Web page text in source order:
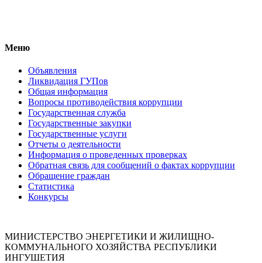
Меню
Объявления
Ликвидация ГУПов
Общая информация
Вопросы противодействия коррупции
Государственная служба
Государственные закупки
Государственные услуги
Отчеты о деятельности
Информация о проведенных проверках
Обратная связь для сообщений о фактах коррупции
Обращение граждан
Статистика
Конкурсы
МИНИСТЕРСТВО ЭНЕРГЕТИКИ И ЖИЛИЩНО-
КОММУНАЛЬНОГО ХОЗЯЙСТВА РЕСПУБЛИКИ
ИНГУШЕТИЯ